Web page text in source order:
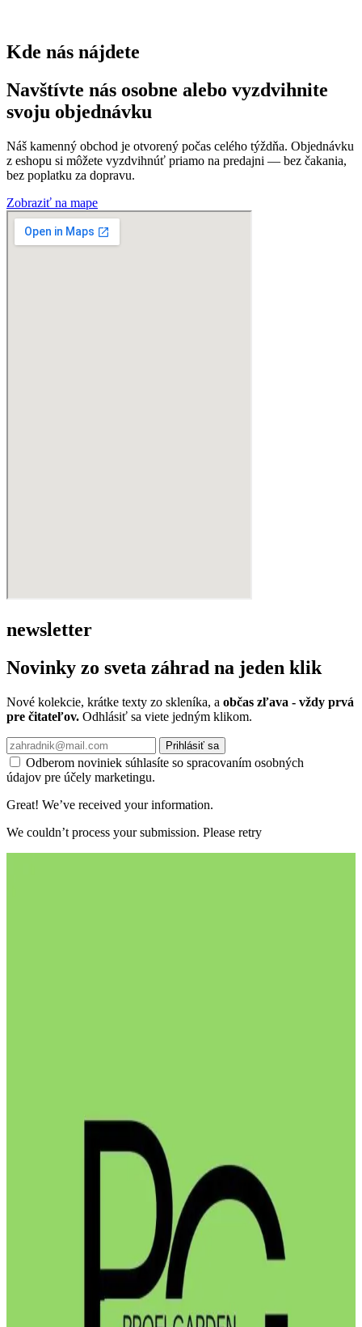
Kde nás nájdete
Navštívte nás osobne alebo vyzdvihnite
svoju objednávku
Náš kamenný obchod je otvorený počas celého týždňa. Objednávku
z eshopu si môžete vyzdvihnúť priamo na predajni — bez čakania,
bez poplatku za dopravu.
Zobraziť na mape
newsletter
Novinky zo sveta záhrad na jeden klik
Nové kolekcie, krátke texty zo skleníka, a občas zľava - vždy prvá
pre čitateľov. Odhlásiť sa viete jedným klikom.
Prihlásiť sa
Odberom noviniek súhlasíte so spracovaním osobných
údajov pre účely marketingu.
Great! We’ve received your information.
We couldn’t process your submission. Please retry